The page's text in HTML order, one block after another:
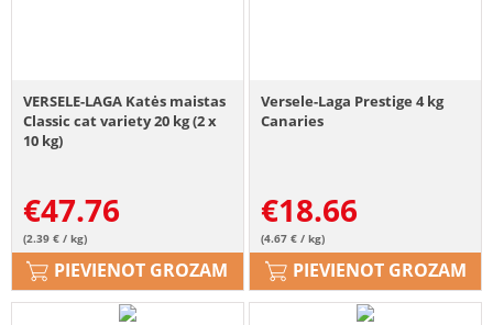
VERSELE-LAGA Katės maistas
Classic cat variety 20 kg (2 x
10 kg)
€47.76
(2.39 € / kg)
PIEVIENOT GROZAM
Versele-Laga Prestige 4 kg
Canaries
€18.66
(4.67 € / kg)
PIEVIENOT GROZAM